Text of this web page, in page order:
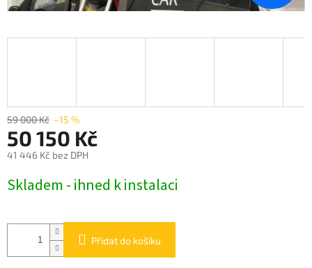
59 000 Kč –15 %
50 150 Kč
41 446 Kč bez DPH
cena:
Skladem - ihned k instalaci
Přidat do košíku